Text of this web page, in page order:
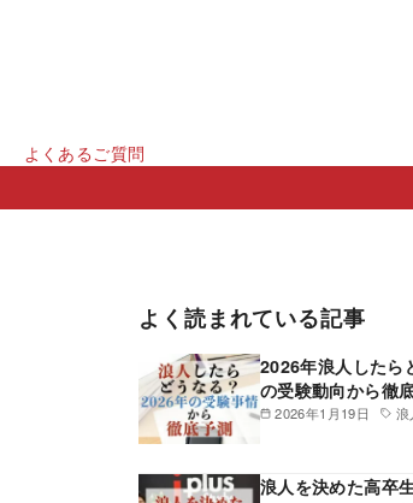
よくあるご質問
よく読まれている記事
2026年1月19日 浪
2026年浪人したら
の受験動向から徹
浪人を決めた高卒